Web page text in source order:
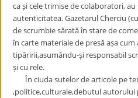
ca și cele trimise de colaboratori,
autenticitatea. Gazetarul Cherciu
de scrumbie sărată în stare de
în carte materiale de presă așa
tipăririi,asumându-și responsabil
și cu rele.
În ciuda sutelor de articole pe
,politice,culturale,debutul autorului